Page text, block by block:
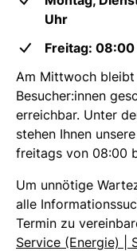
Uhr
Freitag:
Am Mittwoch
Besucher:innen
erreichbar. Unter
stehen Ihnen
freitags von 08:00
Um unnötige
alle
Termin zu
Service (Energie) |